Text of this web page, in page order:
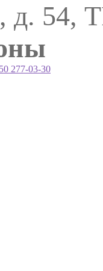
д. 54,
277-03-30